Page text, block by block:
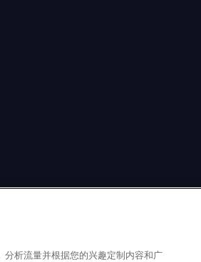
析流量并根据您的兴趣定制内容和广